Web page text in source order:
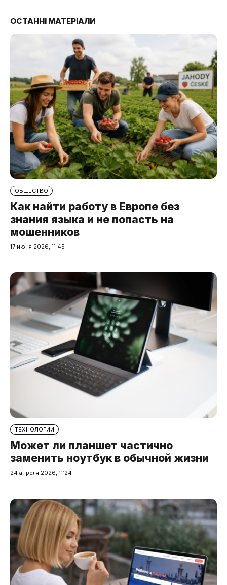
ОСТАННІ МАТЕРІАЛИ
ОБЩЕСТВО
Как найти работу в Европе без
знания языка и не попасть на
мошенников
17 июня 2026, 11:45
ТЕХНОЛОГИИ
Может ли планшет частично
заменить ноутбук в обычной жизни
24 апреля 2026, 11:24